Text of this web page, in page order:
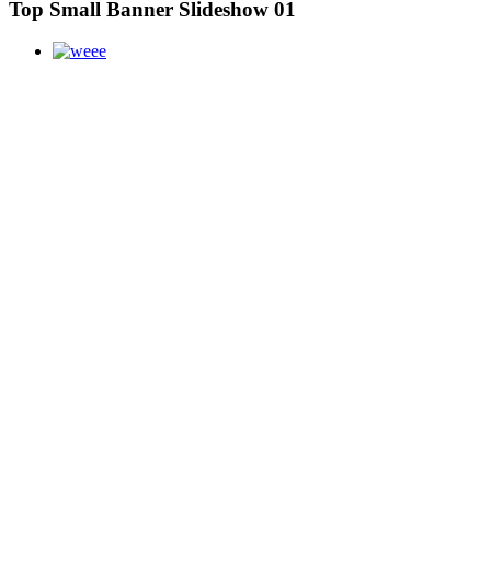
Top Small Banner Slideshow 01